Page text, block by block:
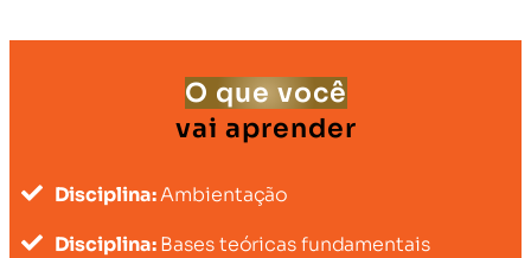
O que você
vai aprender
Disciplina:Ambientação
Disciplina:Bases teóricas fundamentais